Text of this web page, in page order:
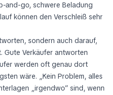
and-go, schwere Beladung
können den Verschleiß sehr
sondern auch darauf,
Gute Verkäufer antworten
werden oft genau dort
wäre. „Kein Problem, alles
„irgendwo“ sind, wenn